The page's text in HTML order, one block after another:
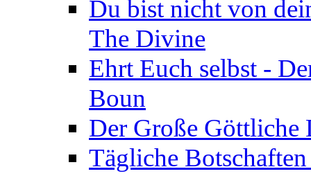
Du bist nicht von
The Divine
Ehrt Euch selbst -
Boun
Der Große
Tägliche